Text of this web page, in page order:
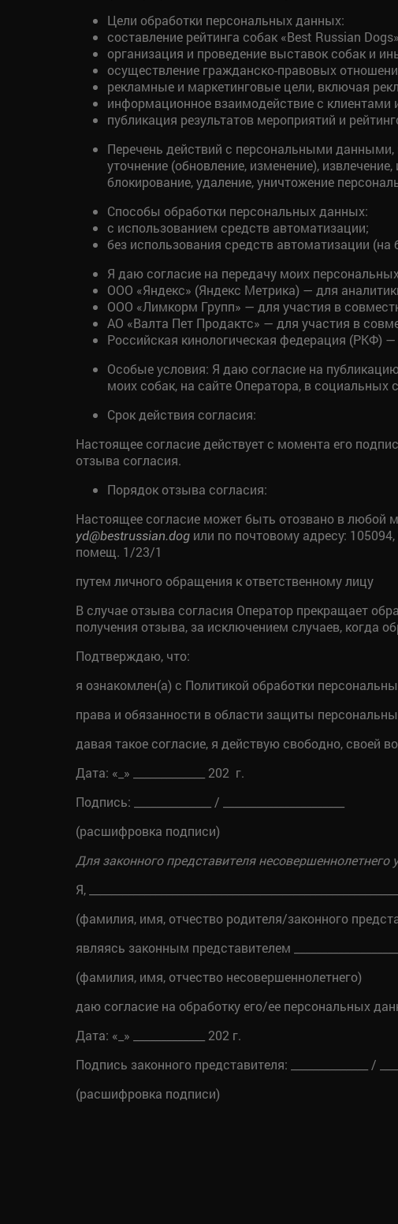
Цели обработки персональных данных:
составление рейтинга собак «Best Russian
организация и проведение выставок собак и
осуществление гражданско-правовых
рекламные и маркетинговые цели, включая
информационное взаимодействие с клиентами
публикация результатов мероприятий и
Перечень действий с персональными данными,
уточнение (обновление, изменение),
блокирование, удаление, уничтожение
Способы обработки персональных данных:
с использованием средств автоматизации;
без использования средств автоматизации
Я даю согласие на передачу моих
ООО «Яндекс» (Яндекс Метрика) — для
ООО «Лимкорм Групп» — для участия в
АО «Валта Пет Продактс» — для участия в
Российская кинологическая федерация (РКФ)
Особые условия: Я даю согласие на
моих собак, на сайте Оператора, в
Срок действия согласия:
Настоящее согласие действует с момента его
отзыва согласия.
Порядок отзыва согласия:
Настоящее согласие может быть отозвано в любой
yd@bestrussian.dog или по почтовому адресу:
помещ. 1/23/1
путем личного обращения к ответственному лицу
В случае отзыва согласия Оператор прекращает
получения отзыва, за исключением случаев, когда
Подтверждаю, что:
я ознакомлен(а) с Политикой обработки
права и обязанности в области защиты
давая такое согласие, я действую свободно, своей
Дата: «_» _____________ 202 г.
Подпись: ______________ / ______________________
(расшифровка подписи)
Для законного представителя несовершеннолетнего
Я,
(фамилия, имя, отчество родителя/законного
являясь законным представителем
(фамилия, имя, отчество несовершеннолетнего)
даю согласие на обработку его/ее персональных
Дата: «_» _____________ 202 г.
Подпись законного представителя: ______________ /
(расшифровка подписи)